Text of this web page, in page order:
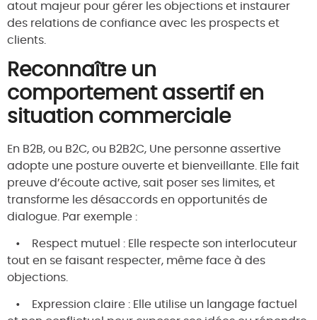
atout majeur pour gérer les objections et instaurer
des relations de confiance avec les prospects et
clients.
Reconnaître un
comportement assertif en
situation commerciale
En B2B, ou B2C, ou B2B2C, Une personne assertive
adopte une posture ouverte et bienveillante. Elle fait
preuve d’écoute active, sait poser ses limites, et
transforme les désaccords en opportunités de
dialogue. Par exemple :
• Respect mutuel : Elle respecte son interlocuteur
tout en se faisant respecter, même face à des
objections.
• Expression claire : Elle utilise un langage factuel